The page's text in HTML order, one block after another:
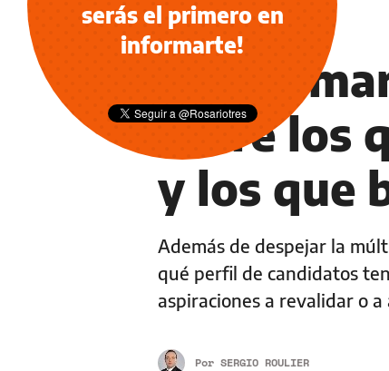
POLÍTICA
Las
entre los
y los que
Además de despejar la
qué perfil de candidatos
aspiraciones a revalidar o a
Por SERGIO ROULIER
serás el primero en
informarte!